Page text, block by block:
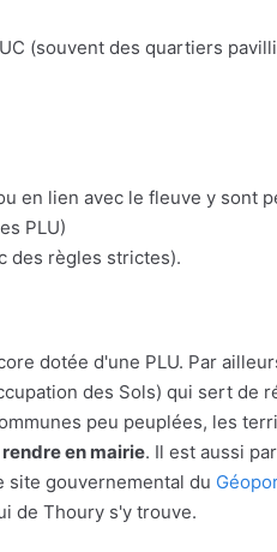
(souvent des quartiers
en lien avec le fleuve y sont
PLU)
des règles strictes).
dotée d'une PLU. Par
des Sols) qui sert de
peu peuplées, les
rendre en mairie. Il est aussi
site gouvernemental du
de Thoury s'y trouve.